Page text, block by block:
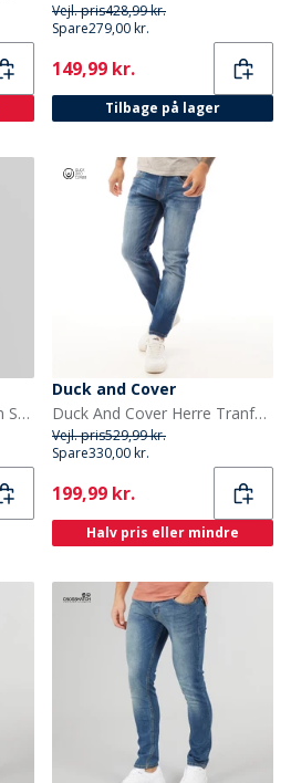
Vejl. pris428,99 kr.
Spare279,00 kr.
Current
149,99 kr.
Tilbage på lager
JACK & JONES Herre Glenn SQ 327 Slim Fit Jeans Blå
Duck and Cover
Duck And Cover Herre Tranfold Slim Fit Jeans Stonewash
Vejl. pris529,99 kr.
Spare330,00 kr.
Current
199,99 kr.
Halv pris eller mindre